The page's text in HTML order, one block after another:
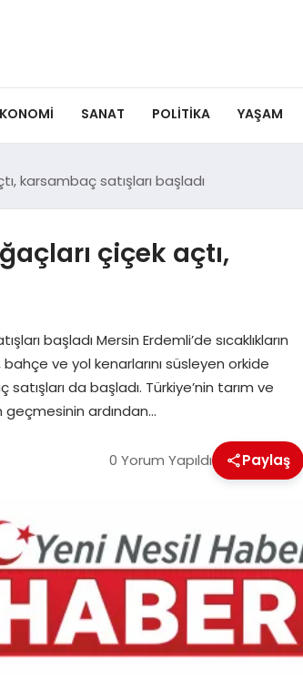
SANAT POLITIKA YAŞAM
karsambaç satışları başladı
çiçek açtı,
başladı Mersin Erdemli’de sıcaklıkların
ve yol kenarlarını süsleyen orkide
da başladı. Türkiye’nin tarım ve
geçmesinin ardından…
0 Yorum Yapıldı Paylaş